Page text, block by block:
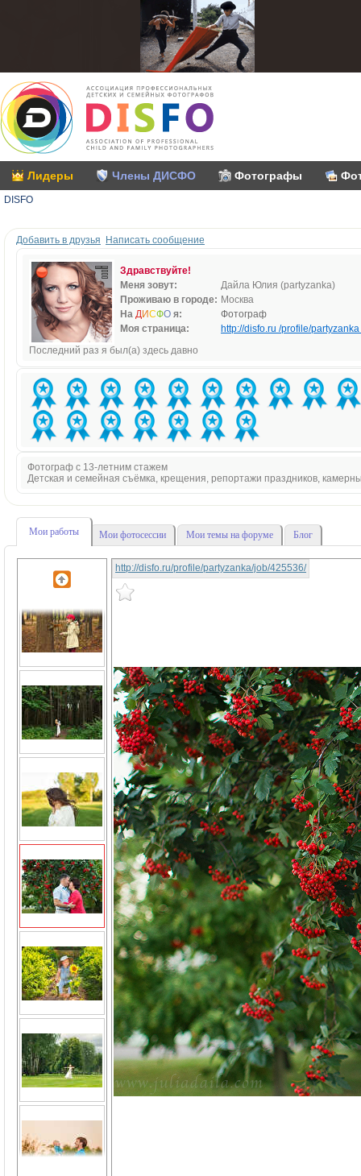
Лидеры Члены ДИСФО Фотографы
DISFO
Добавить в друзья Написать сообщение
Здравствуйте!
Меня зовут:
Дайла Юлия (partyzanka)
Проживаю в городе: Москва
На ДИСФО я:
Фотограф
Моя страница:
http://disfo.ru /profile/partyzanka
Последний раз я был(а) здесь давно
Фотограф с 13-летним стажем
Детская и семейная съёмка, крещения, репортажи праздников,
Мои работы Мои фотосессии Мои темы на форуме Блог
http://disfo.ru/profile/partyzanka/job/425536/